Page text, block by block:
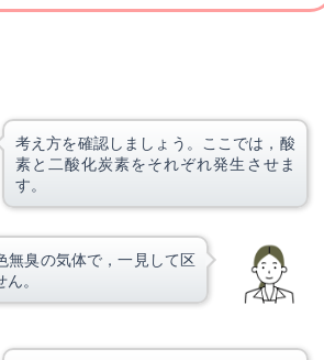
考え方を確認しましょう。ここでは，酸
素と二酸化炭素をそれぞれ発生させま
す。
無臭の気体で，一見して区
。